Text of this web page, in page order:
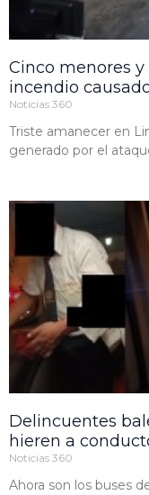
Cinco menores
incendio
Noticias 360
Triste amanecer en
generado por el
Delincuentes
hieren a
Noticias 360
Ahora son los buses